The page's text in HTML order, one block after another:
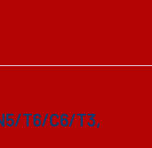
T6/C6/T3,